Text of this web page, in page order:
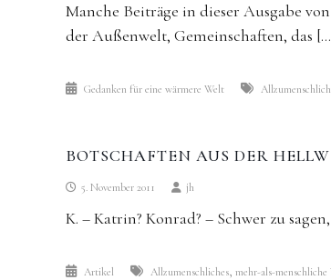
Manche Beiträge in dieser Ausgabe
der Außenwelt, Gemeinschaften, das
Gedanken für eine wärmere Welt
BOTSCHAFTEN AUS DER
5. November 2011 jh
K. – Katrin? Konrad? – Schwer zu
Artikel Allzumenschliches, mehr-als-menschliche